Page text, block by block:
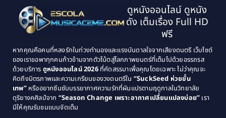
Classic หนังคลาสสิก(25)
Classic หนังคลาสสิก(134)
Classic หนังคลาสสิก(21)
Comedy ตลก(515)
Comedy ตลก(46)
1995
1994
1993
1992
1989
1988
1987
1986
1985
1984
1983
1982
ดูหนังออนไลน์ ดูหนัง
ดัง เต็มเรื่อง Full HD
ฟรี
หากคุณคือคนที่หลงรักในท่วงทำนองและแรงบันดาลใจจากเสียงดนตรี เว็บไซต์
ของเราขอพาทุกคนก้าวข้ามจากตัวโน้ตสู่โลกภาพยนตร์ที่เต็มไปด้วยอรรถรส
ด้วยบริการ ดูหนังออนไลน์ 2026ที่คัดสรรมาเพื่อคุณโดยเฉพาะ ไม่ว่าคุณจะ
คิดถึงมิตรภาพและความเกรียนของวงดนตรีใน “SuckSeed ห่วยขั้น
เทพ”หรืออยากซึมซับบรรยากาศความรักที่ผันแปรตามฤดูกาลในวิทยาลัย
ดุริยางคศิลป์จาก “Season Change เพราะอากาศเปลี่ยนแปลงบ่อย” เรา
มีให้คุณรับชมแบบจัดเต็ม